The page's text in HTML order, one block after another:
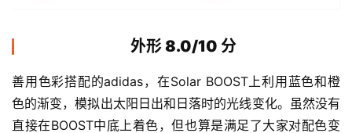
外形 8.0/10 分
善用色彩搭配的adidas，在Solar BOOST上利用蓝色和橙
色的渐变，模拟出太阳日出和日落时的光线变化。虽然没有
直接在BOOST中底上着色，但也算是满足了大家对配色变